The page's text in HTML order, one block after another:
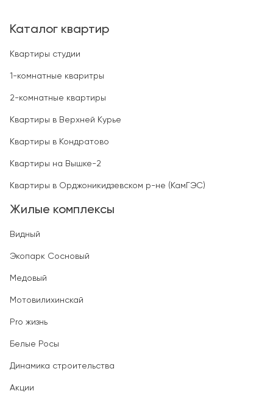
Каталог квартир
Квартиры студии
1-комнатные кваритры
2-комнатные квартиры
Квартиры в Верхней Курье
Квартиры в Кондратово
Квартиры на Вышке-2
Квартиры в Орджоникидзевском р-не (КамГЭС)
Жилые комплексы
Видный
Экопарк Сосновый
Медовый
Мотовилихинскай
Pro жизнь
Белые Росы
Динамика строительства
Акции